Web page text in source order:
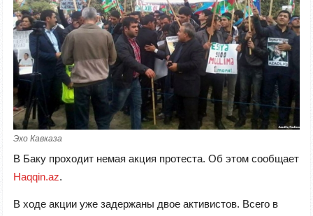
Эхо Кавказа
В Баку проходит немая акция протеста. Об этом сообщает
Haqqin.az.
В ходе акции уже задержаны двое активистов. Всего в